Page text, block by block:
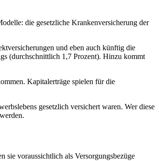
die gesetzliche Krankenversicherung der
und eben auch künftig die
(durchschnittlich 1,7 Prozent). Hinzu kommt
Kapitalerträge spielen für die
gesetzlich versichert waren. Wer diese
sie voraussichtlich als Versorgungsbezüge